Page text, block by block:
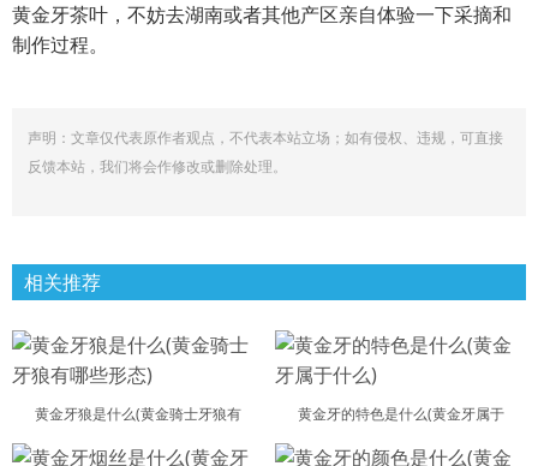
黄金牙茶叶，不妨去湖南或者其他产区亲自体验一下采摘和
制作过程。
声明：文章仅代表原作者观点，不代表本站立场；如有侵权、违规，可直接
反馈本站，我们将会作修改或删除处理。
相关推荐
黄金牙狼是什么(黄金骑士牙狼有 黄金牙的特色是什么(黄金牙属于